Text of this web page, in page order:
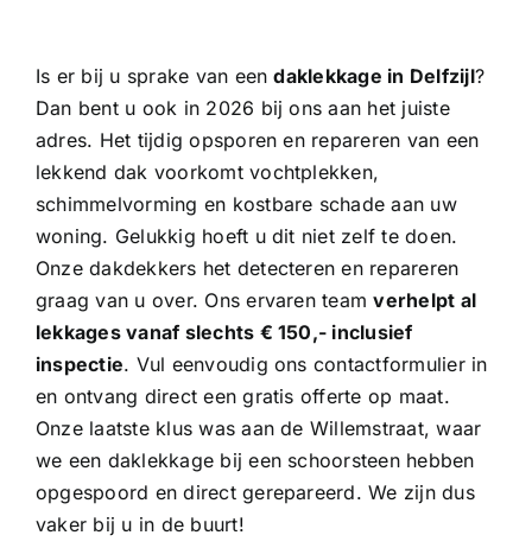
Is er bij u sprake van eendaklekkage in Delfzijl?
Dan bent u ook in 2026 bij ons aan het juiste
adres. Het tijdig opsporen en repareren van een
lekkend dak voorkomt vochtplekken,
schimmelvorming en kostbare schade aan uw
woning. Gelukkig hoeft u dit niet zelf te doen.
Onzedakdekkers het detecteren en repareren
graag van u over. Ons ervaren teamverhelpt al
lekkages vanaf slechts € 150,- inclusief
inspectie. Vul eenvoudig ons contactformulier in
en ontvang direct een gratis offerte op maat.
Onze laatste klus was aan de Willemstraat, waar
we een daklekkage bij een schoorsteenhebben
opgespoord en direct gerepareerd. We zijn dus
vaker bij u in de buurt!